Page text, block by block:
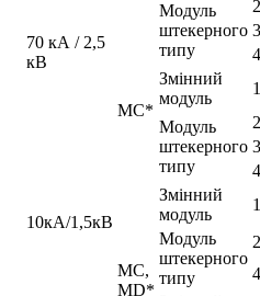
70 кА / 2,5
кВ
MC*
Модуль
штекерного
типу
2
3
4
Змінний
модуль
1
10кА/1,5кВ
Модуль
штекерного
типу
2
3
4
Змінний
модуль
1
MC,
MD*
Модуль
штекерного
типу
2
4